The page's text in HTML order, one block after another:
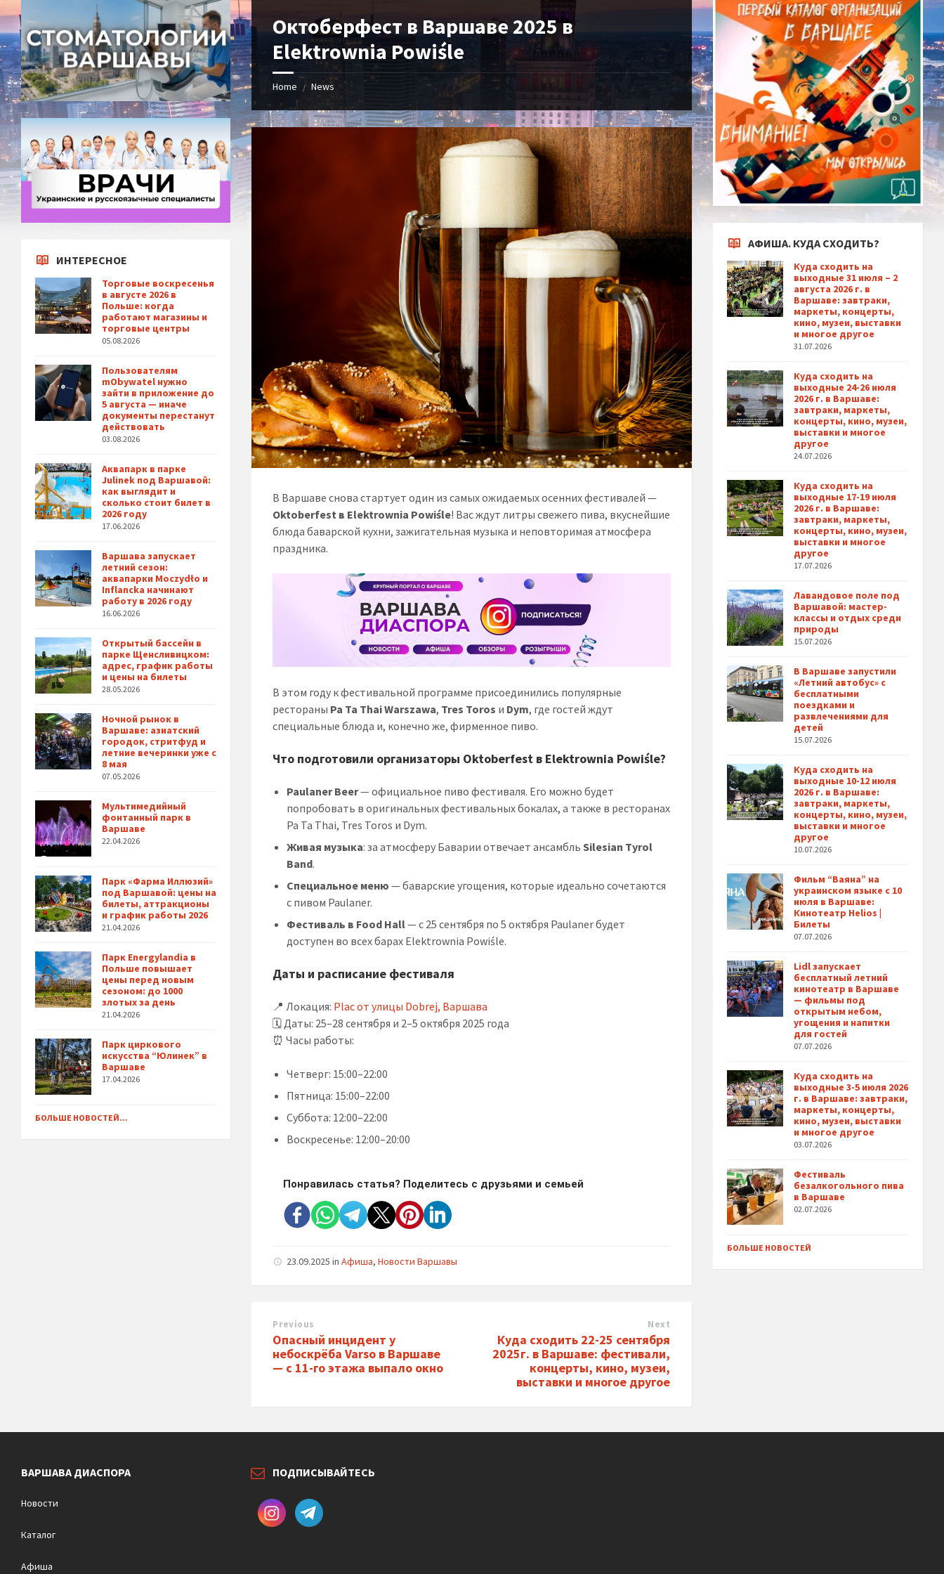
Октоберфест в Варшаве 2025 в
Elektrownia Powiśle
Home / News
В Варшаве снова стартует один из самых ожидаемых осенних фестивалей —
Oktoberfest в Elektrownia Powiśle! Вас ждут литры свежего пива, вкуснейшие
блюда баварской кухни, зажигательная музыка и неповторимая атмосфера
праздника.
В этом году к фестивальной программе присоединились популярные
рестораны Pa Ta Thai Warszawa, Tres Toros и Dym, где гостей ждут
специальные блюда и, конечно же, фирменное пиво.
Что подготовили организаторы Oktoberfest в Elektrownia Powiśle?
Paulaner Beer— официальное пиво фестиваля. Его можно будет
попробовать в оригинальных фестивальных бокалах, а также в ресторанах
Pa Ta Thai, Tres Toros и Dym.
Живая музыка: за атмосферу Баварии отвечает ансамбльSilesian Tyrol
Band.
Специальное меню — баварские угощения, которые идеально сочетаются
с пивом Paulaner.
Фестиваль в Food Hall— с 25 сентября по 5 октября Paulaner будет
доступен во всех барах Elektrownia Powiśle.
Даты и расписание фестиваля
📍 Локация: Plac от улицы Dobrej, Варшава
🗓 Даты: 25–28 сентября и 2–5 октября 2025 года
⏰ Часы работы:
Четверг: 15:00–22:00
Пятница: 15:00–22:00
Суббота: 12:00–22:00
Воскресенье: 12:00–20:00
Понравилась статья? Поделитесь с друзьями и семьей
23.09.2025inАфиша,Новости Варшавы
Previous
Опасный инцидент у
небоскрёба Varso в Варшаве
— с 11-го этажа выпало окно
Next
Куда сходить 22-25 сентября
2025г. в Варшаве: фестивали,
концерты, кино, музеи,
выставки и многое другое
ИНТЕРЕСНОЕ
Торговые воскресенья
в августе 2026 в
Польше: когда
работают магазины и
торговые центры
05.08.2026
Пользователям
mObywatel нужно
зайти в приложение до
5 августа — иначе
документы перестанут
действовать
03.08.2026
Аквапарк в парке
Julinek под Варшавой:
как выглядит и
сколько стоит билет в
2026 году
17.06.2026
Варшава запускает
летний сезон:
аквапарки Moczydło и
Inflancka начинают
работу в 2026 году
16.06.2026
Открытый бассейн в
парке Щенсливицком:
адрес, график работы
и цены на билеты
28.05.2026
Ночной рынок в
Варшаве: азиатский
городок, стритфуд и
летние вечеринки уже с
8 мая
07.05.2026
Мультимедийный
фонтанный парк в
Варшаве
22.04.2026
Парк «Фарма Иллюзий»
под Варшавой: цены на
билеты, аттракционы
и график работы 2026
21.04.2026
Парк Energylandia в
Польше повышает
цены перед новым
сезоном: до 1000
злотых за день
21.04.2026
Парк циркового
искусства “Юлинек” в
Варшаве
17.04.2026
БОЛЬШЕ НОВОСТЕЙ...
АФИША. КУДА СХОДИТЬ?
Куда сходить на
выходные 31 июля – 2
августа 2026 г. в
Варшаве: завтраки,
маркеты, концерты,
кино, музеи, выставки
и многое другое
31.07.2026
Куда сходить на
выходные 24-26 июля
2026 г. в Варшаве:
завтраки, маркеты,
концерты, кино, музеи,
выставки и многое
другое
24.07.2026
Куда сходить на
выходные 17-19 июля
2026 г. в Варшаве:
завтраки, маркеты,
концерты, кино, музеи,
выставки и многое
другое
17.07.2026
Лавандовое поле под
Варшавой: мастер-
классы и отдых среди
природы
15.07.2026
В Варшаве запустили
«Летний автобус» с
бесплатными
поездками и
развлечениями для
детей
15.07.2026
Куда сходить на
выходные 10-12 июля
2026 г. в Варшаве:
завтраки, маркеты,
концерты, кино, музеи,
выставки и многое
другое
10.07.2026
Фильм “Ваяна” на
украинском языке с 10
июля в Варшаве:
Кинотеатр Helios |
Билеты
07.07.2026
Lidl запускает
бесплатный летний
кинотеатр в Варшаве
— фильмы под
открытым небом,
угощения и напитки
для гостей
07.07.2026
Куда сходить на
выходные 3-5 июля 2026
г. в Варшаве: завтраки,
маркеты, концерты,
кино, музеи, выставки
и многое другое
03.07.2026
Фестиваль
безалкогольного пива
в Варшаве
02.07.2026
БОЛЬШЕ НОВОСТЕЙ
ВАРШАВА ДИАСПОРА
Новости
Каталог
Афиша
ПОДПИСЫВАЙТЕСЬ